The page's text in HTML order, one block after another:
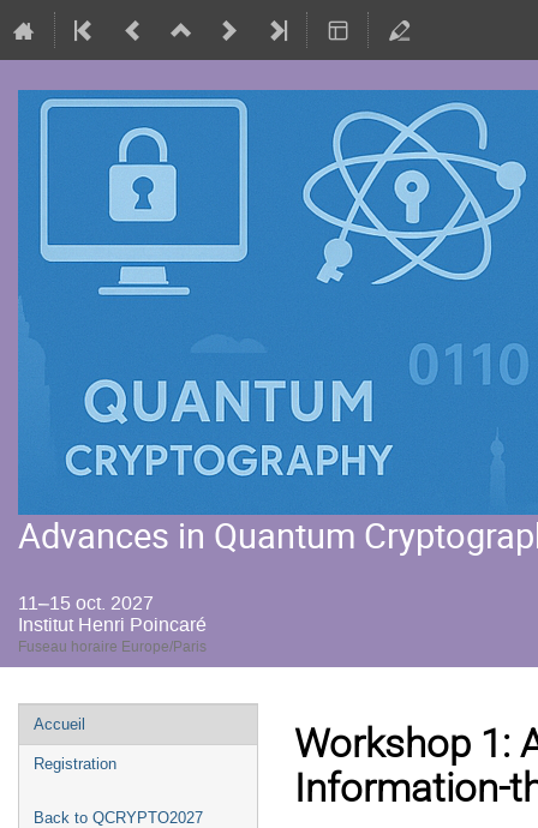
Advances in Quantum
11–15 oct. 2027
Institut Henri Poincaré
Fuseau horaire Europe/Paris
Menu
de
l'événement
Accueil
Registration
Back to QCRYPTO2027
Workshop 1:
Information-